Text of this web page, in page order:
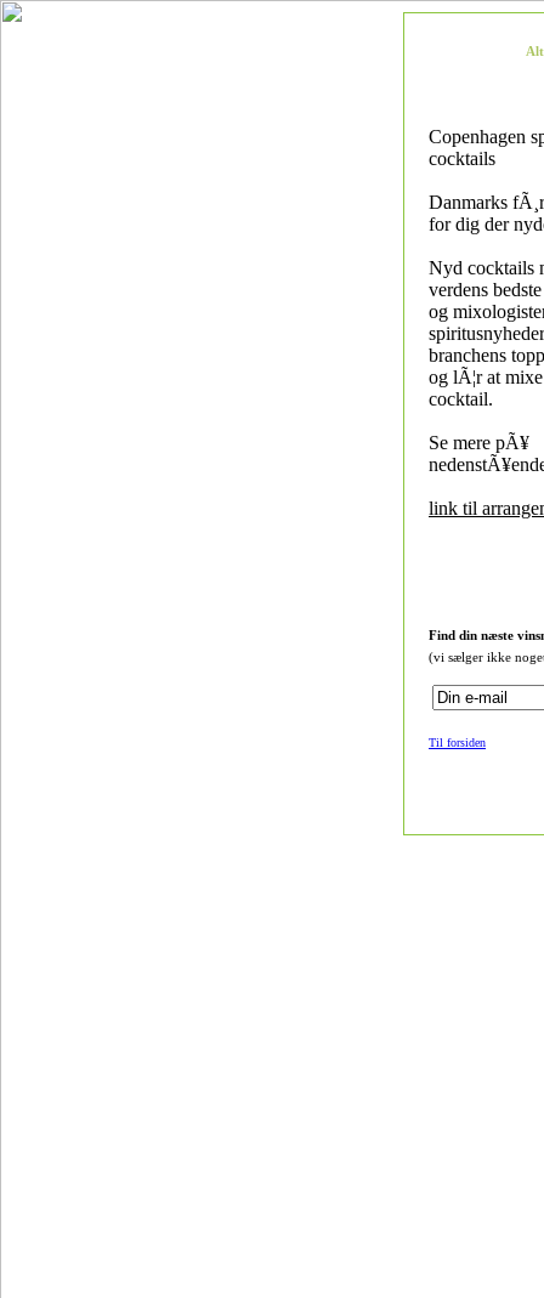
Copenhagen
cocktails
Danmarks
for dig der
Nyd cocktails
verdens
og
branchens
og lÃ¦r at
cocktail.
Se mere pÃ¥
link til
Find din næste
(vi sælger ikke
Til forsiden